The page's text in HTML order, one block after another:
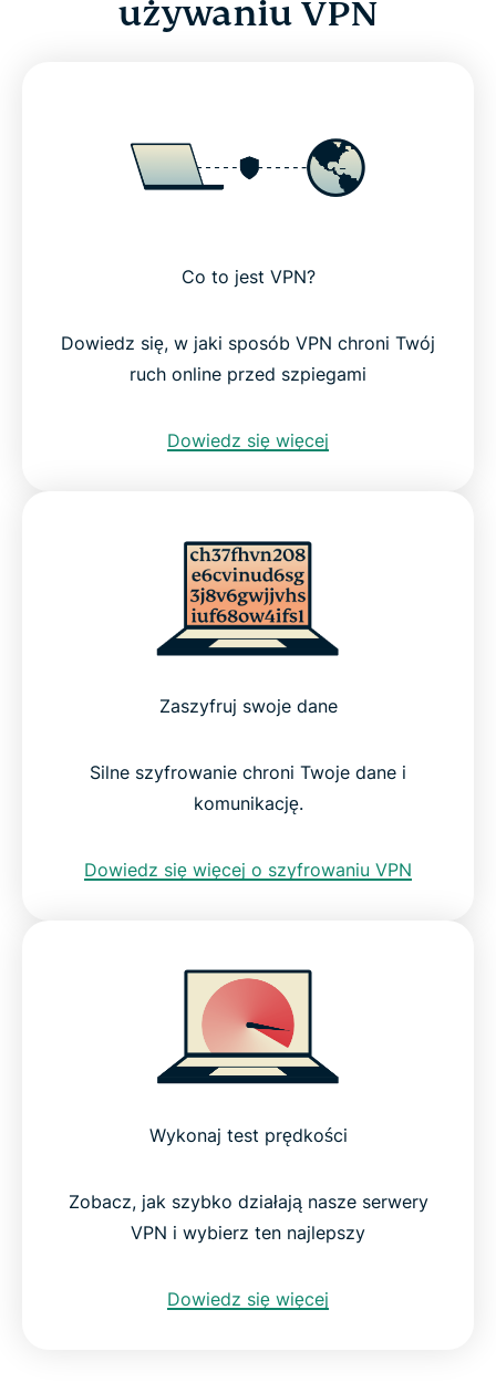
używaniu VPN
Co to jest VPN?
Dowiedz się, w jaki sposób VPN chroni Twój
ruch online przed szpiegami
Dowiedz się więcej
Zaszyfruj swoje dane
Silne szyfrowanie chroni Twoje dane i
komunikację.
Dowiedz się więcej o szyfrowaniu VPN
Wykonaj test prędkości
Zobacz, jak szybko działają nasze serwery
VPN i wybierz ten najlepszy
Dowiedz się więcej